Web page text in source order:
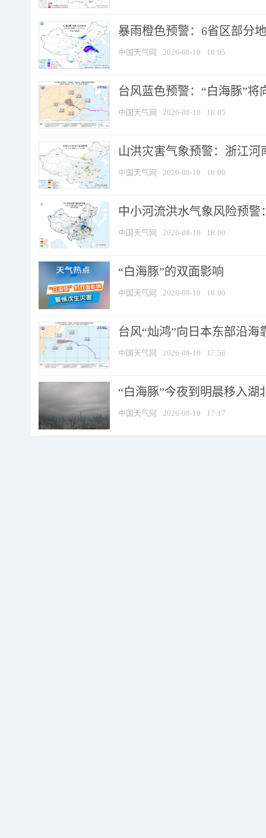
暴雨橙色预警：6省区部分
中国天气网 2026-08-10 18:05
台风蓝色预警：“白海豚”
中国天气网 2026-08-10 18:05
山洪灾害气象预警：浙江
中国天气网 2026-08-10 18:00
中小河流洪水气象风险预
中国天气网 2026-08-10 18:00
​“白海豚”的双面影响
中国天气网 2026-08-10 18:00
台风“灿鸿”向日本东部沿海
中国天气网 2026-08-10 17:56
“白海豚”今夜到明晨移入湖
中国天气网 2026-08-10 17:17